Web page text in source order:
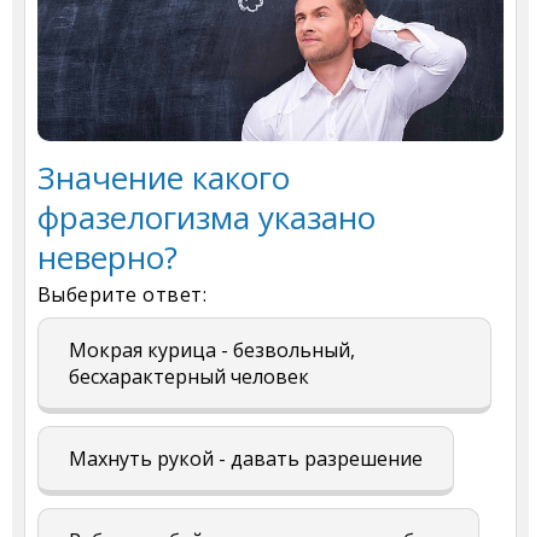
Значение какого
фразелогизма указано
неверно?
Выберите ответ:
Мокрая курица - безвольный,
бесхарактерный человек
Махнуть рукой - давать разрешение